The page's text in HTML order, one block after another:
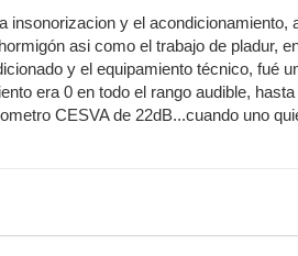
insonorizacion y el
asi como el trabajo de pladur,
y el equipamiento técnico, fué
era 0 en todo el rango audible,
CESVA de 22dB...cuando uno